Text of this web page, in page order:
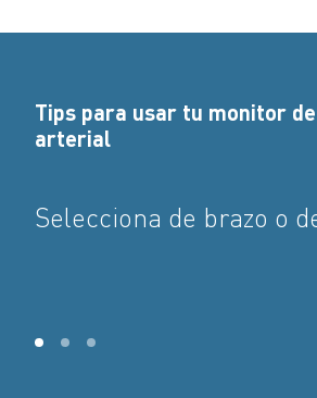
Tips para usar tu monitor
arterial
Selecciona de brazo o